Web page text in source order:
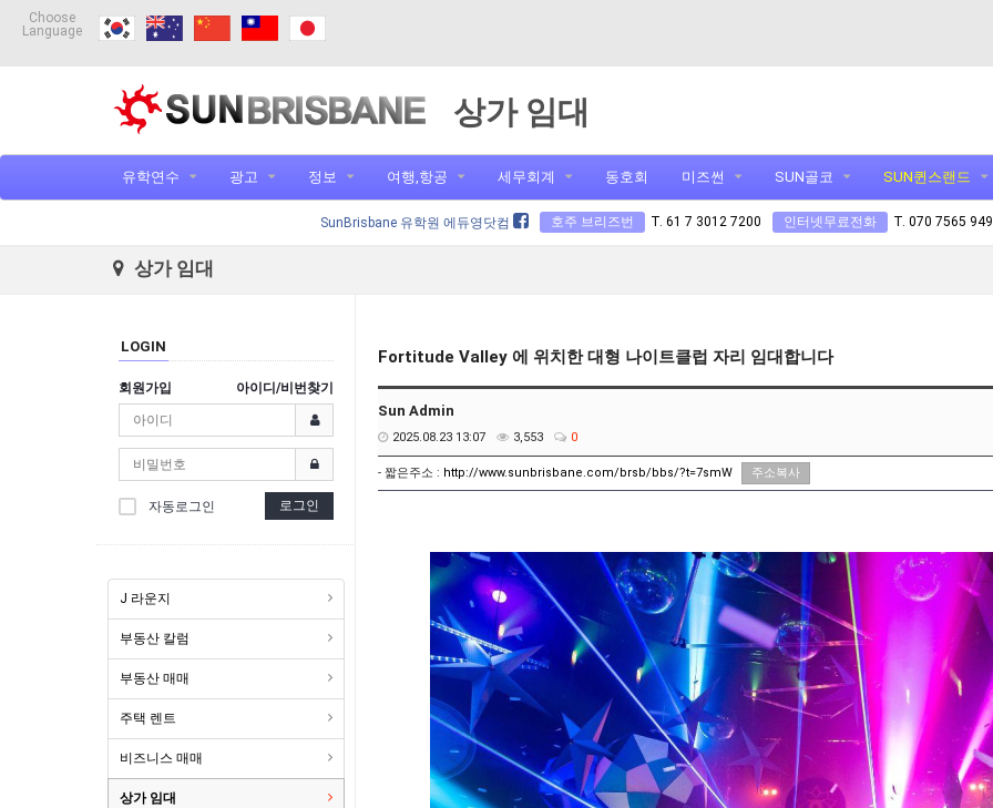
Choose
Language
상가 임대
유학연수 광고 정보 여행,항공 세무회계 동호회 미즈썬 SUN골코 SUN퀸스랜드
SunBrisbane 유학원 에듀영닷컴 호주 브리즈번 T. 61 7 3012 7200 인터넷무료전화 T. 070 7565
상가 임대
LOGIN
회원가입 아이디/비번찾기
자동로그인 로그인
J 라운지
부동산 칼럼
부동산 매매
주택 렌트
비즈니스 매매
상가 임대
Fortitude Valley 에 위치한 대형 나이트클럽 자리 임대합니다
Sun Admin
2025.08.23 13:07 3,553 0
- 짧은주소 : http://www.sunbrisbane.com/brsb/bbs/?t=7smW 주소복사